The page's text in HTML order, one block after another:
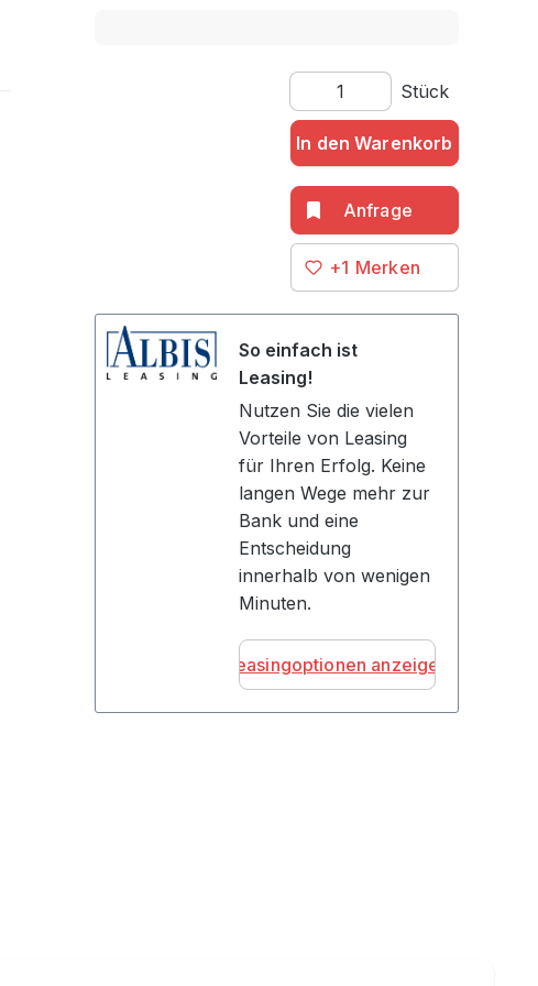
Produkt Anzahl: Gib den
Stück
In den Warenkorb
+1
So einfach ist
Leasing!
Nutzen Sie die vielen
Vorteile von Leasing
für Ihren Erfolg. Keine
langen Wege mehr zur
Bank und eine
Entscheidung
innerhalb von wenigen
Minuten.
Leasingoptionen anzeigen